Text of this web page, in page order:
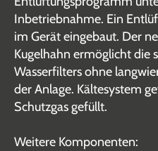
Inbetriebnahme. Ein
im Gerät eingebaut. Der
Kugelhahn ermöglicht die
Wasserfilters ohne
der Anlage. Kältesystem
Schutzgas gefüllt.
Weitere Komponenten: